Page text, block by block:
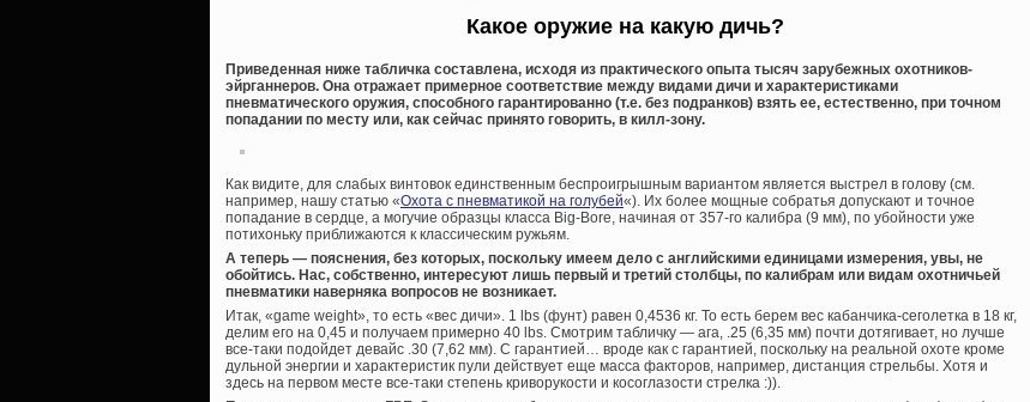
Какое оружие на какую дичь?
Приведенная ниже табличка составлена, исходя из практического опыта тысяч зарубежных охотников-
эйрганнеров. Она отражает примерное соответствие между видами дичи и характеристиками
пневматического оружия, способного гарантированно (т.е. без подранков) взять ее, естественно, при точном
попадании по месту или, как сейчас принято говорить, в килл-зону.
Как видите, для слабых винтовок единственным беспроигрышным вариантом является выстрел в голову (см.
например, нашу статью «Охота с пневматикой на голубей«). Их более мощные собратья допускают и точное
попадание в сердце, а могучие образцы класса Big-Bore, начиная от 357-го калибра (9 мм), по убойности уже
потихоньку приближаются к классическим ружьям.
А теперь — пояснения, без которых, поскольку имеем дело с английскими единицами измерения, увы, не
обойтись. Нас, собственно, интересуют лишь первый и третий столбцы, по калибрам или видам охотничьей
пневматики наверняка вопросов не возникает.
Итак, «game weight», то есть «вес дичи». 1 lbs (фунт) равен 0,4536 кг. То есть берем вес кабанчика-сеголетка в 18 кг,
делим его на 0,45 и получаем примерно 40 lbs. Смотрим табличку — ага, .25 (6,35 мм) почти дотягивает, но лучше
все-таки подойдет девайс .30 (7,62 мм). С гарантией… вроде как с гарантией, поскольку на реальной охоте кроме
дульной энергии и характеристик пули действует еще масса факторов, например, дистанция стрельбы. Хотя и
здесь на первом месте все-таки степень криворукости и косоглазости стрелка :)).